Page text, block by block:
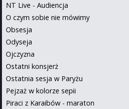
NT Live - Audiencja
O czym sobie nie mówimy
Obsesja
Odyseja
Ojczyzna
Ostatni konsjerż
Ostatnia sesja w Paryżu
Pejzaż w kolorze sepii
Piraci z Karaibów - maraton